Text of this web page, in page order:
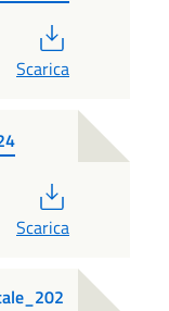
Scarica
Scarica